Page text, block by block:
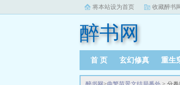
将本站设为首页 收藏醉书
醉书网
首 页 玄幻修真 重生